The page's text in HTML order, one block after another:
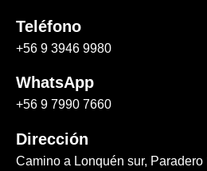
Teléfono
+56 9 3946 9980
WhatsApp
+56 9 7990 7660
Dirección
Camino a Lonquén sur, Paradero